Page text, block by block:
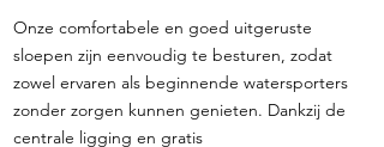
Onze comfortabele en goed uitgeruste
sloepen zijn eenvoudig te besturen, zodat
zowel ervaren als beginnende watersporters
zonder zorgen kunnen genieten. Dankzij de
centrale ligging en gratis